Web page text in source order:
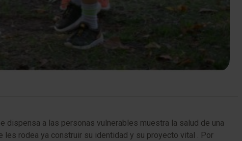
dispensa a las personas vulnerables muestra la salud de una
rodea ya construir su identidad y su proyecto vital . Por